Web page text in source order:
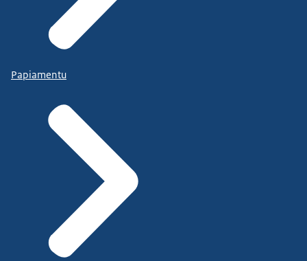
Papiamentu